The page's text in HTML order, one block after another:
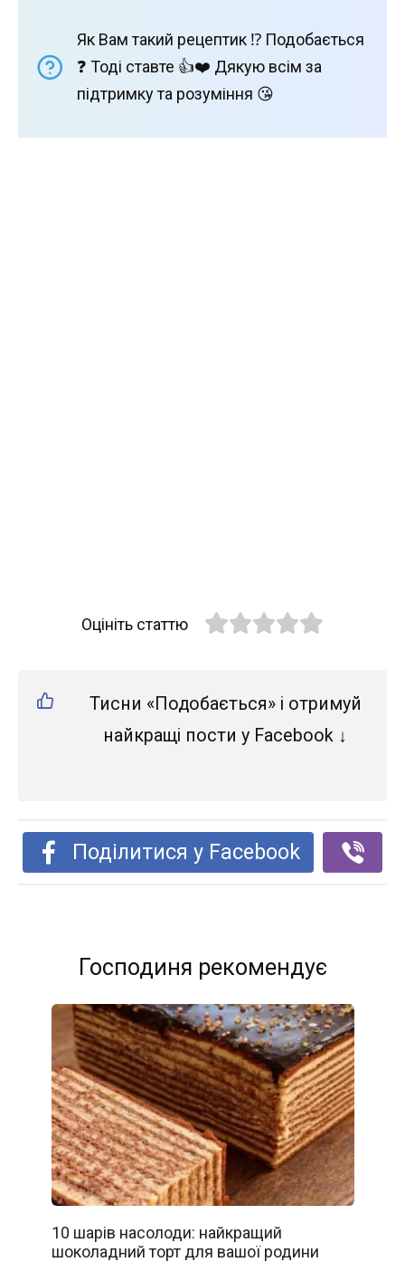
Як Вам такий рецептик ⁉️ Подобається
❓ Тоді ставте 👍❤️ Дякую всім за
підтримку та розуміння 😘
Оцініть статтю
Тисни «Подобається» і отримуй
найкращі пости у Facebook ↓
Поділитися у Facebook
Господиня рекомендує
10 шарів насолоди: найкращий
шоколадний торт для вашої родини